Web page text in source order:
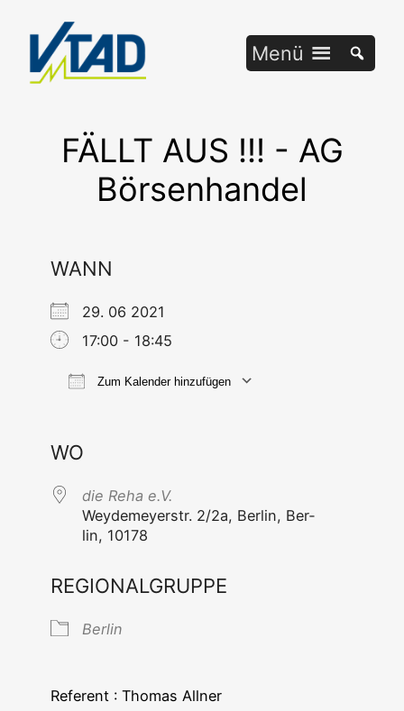
springen
Menü
FÄLLT AUS !!! - AG
Börsenhandel
WANN
29. 06 2021
17:00 - 18:45
Zum Kalender hinzufügen
WO
die Reha e.V.
Wey­de­mey­er­str. 2/2a, Ber­lin, Ber­
lin, 10178
REGIONALGRUPPE
Ber­lin
Refe­rent : Tho­mas Allner